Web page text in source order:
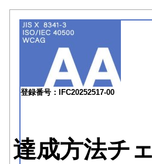
登録番号：IFC20252517-00
達成方法チ